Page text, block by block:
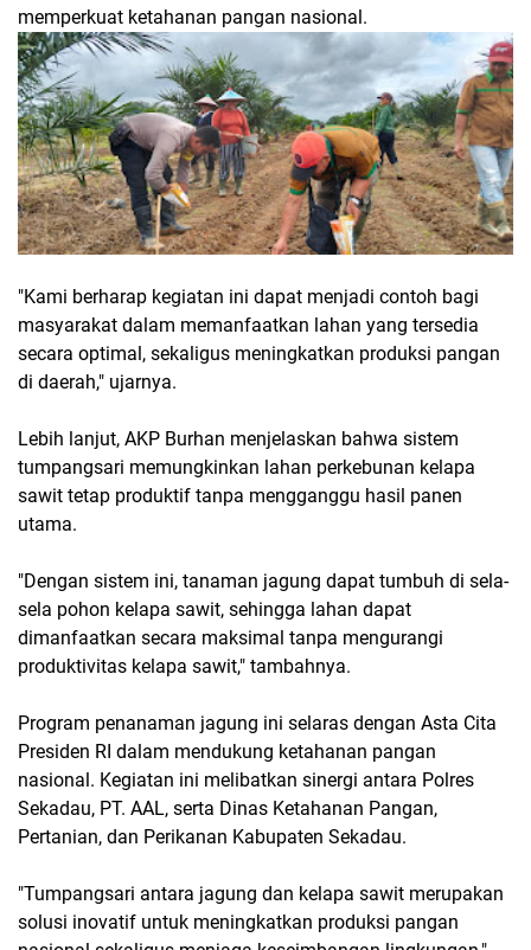
memperkuat ketahanan pangan nasional.
"Kami berharap kegiatan ini dapat menjadi contoh bagi
masyarakat dalam memanfaatkan lahan yang tersedia
secara optimal, sekaligus meningkatkan produksi pangan
di daerah," ujarnya.
Lebih lanjut, AKP Burhan menjelaskan bahwa sistem
tumpangsari memungkinkan lahan perkebunan kelapa
sawit tetap produktif tanpa mengganggu hasil panen
utama.
"Dengan sistem ini, tanaman jagung dapat tumbuh di sela-
sela pohon kelapa sawit, sehingga lahan dapat
dimanfaatkan secara maksimal tanpa mengurangi
produktivitas kelapa sawit," tambahnya.
Program penanaman jagung ini selaras dengan Asta Cita
Presiden RI dalam mendukung ketahanan pangan
nasional. Kegiatan ini melibatkan sinergi antara Polres
Sekadau, PT. AAL, serta Dinas Ketahanan Pangan,
Pertanian, dan Perikanan Kabupaten Sekadau.
"Tumpangsari antara jagung dan kelapa sawit merupakan
solusi inovatif untuk meningkatkan produksi pangan